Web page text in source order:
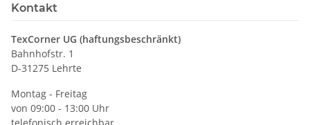
Kontakt
TexCorner UG (haftungsbeschränkt)
Bahnhofstr. 1
D-31275 Lehrte
Montag - Freitag
von 09:00 - 13:00 Uhr